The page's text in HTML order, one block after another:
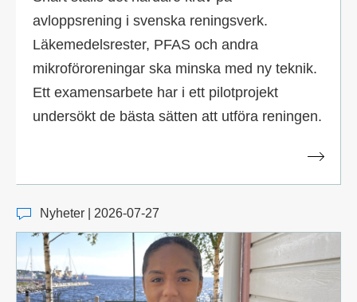
avloppsrening i svenska reningsverk.
Läkemedelsrester, PFAS och andra
mikroföroreningar ska minska med ny teknik.
Ett examensarbete har i ett pilotprojekt
undersökt de bästa sätten att utföra reningen.
Nyheter | 2026-07-27